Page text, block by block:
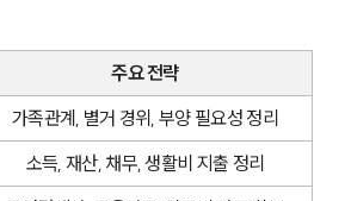
주요 전략
가족관계, 별거 경위, 부양 필요성 정리
소득, 재산, 채무, 생활비 지출 정리